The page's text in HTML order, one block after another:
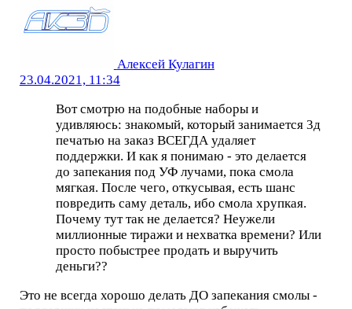
Алексей Кулагин
23.04.2021, 11:34
Вот смотрю на подобные наборы и
удивляюсь: знакомый, который занимается 3д
печатью на заказ ВСЕГДА удаляет
поддержки. И как я понимаю - это делается
до запекания под УФ лучами, пока смола
мягкая. После чего, откусывая, есть шанс
повредить саму деталь, ибо смола хрупкая.
Почему тут так не делается? Неужели
миллионные тиражи и нехватка времени? Или
просто побыстрее продать и выручить
деньги??
Это не всегда хорошо делать ДО запекания смолы -